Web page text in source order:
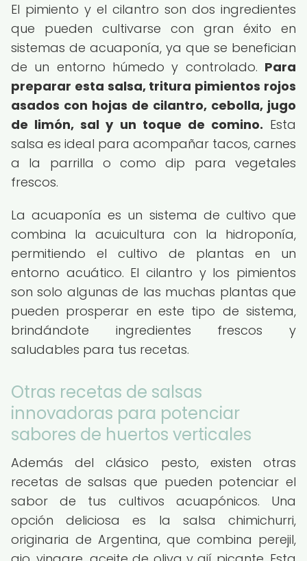
El pimiento y el cilantro son dos ingredientes
que pueden cultivarse con gran éxito en
sistemas de acuaponía, ya que se benefician
de un entorno húmedo y controlado. Para
preparar esta salsa, tritura pimientos rojos
asados con hojas de cilantro, cebolla, jugo
de limón, sal y un toque de comino. Esta
salsa es ideal para acompañar tacos, carnes
a la parrilla o como dip para vegetales
frescos.
La acuaponía es un sistema de cultivo que
combina la acuicultura con la hidroponía,
permitiendo el cultivo de plantas en un
entorno acuático. El cilantro y los pimientos
son solo algunas de las muchas plantas que
pueden prosperar en este tipo de sistema,
brindándote ingredientes frescos y
saludables para tus recetas.
Otras recetas de salsas
innovadoras para potenciar
sabores de huertos verticales
Además del clásico pesto, existen otras
recetas de salsas que pueden potenciar el
sabor de tus cultivos acuapónicos. Una
opción deliciosa es la salsa chimichurri,
originaria de Argentina, que combina perejil,